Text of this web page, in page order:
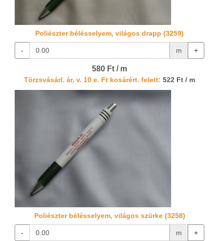
Poliészter bélésselyem, világos drapp (3259)
- m +
580 Ft / m
Törzsvásárl. ár, v. 10 e. Ft kosárért. felett: 522 Ft / m
Poliészter bélésselyem, világos szürke (3258)
- m +